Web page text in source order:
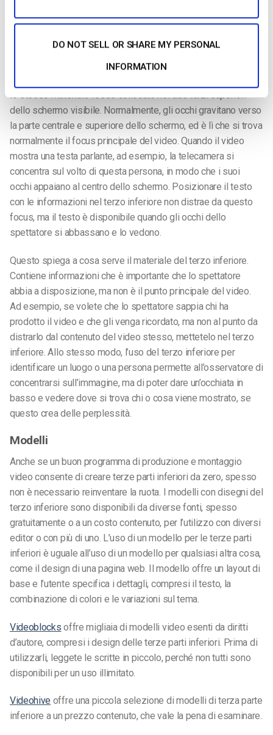
DO NOT SELL OR SHARE MY PERSONAL
INFORMATION
inferiori sono utilizzati nei video perché questa posizione
lo stesso materiale fosse collocato nei due terzi superiori
dello schermo visibile. Normalmente, gli occhi gravitano verso
la parte centrale e superiore dello schermo, ed è lì che si trova
normalmente il focus principale del video. Quando il video
mostra una testa parlante, ad esempio, la telecamera si
concentra sul volto di questa persona, in modo che i suoi
occhi appaiano al centro dello schermo. Posizionare il testo
con le informazioni nel terzo inferiore non distrae da questo
focus, ma il testo è disponibile quando gli occhi dello
spettatore si abbassano e lo vedono.
Questo spiega a cosa serve il materiale del terzo inferiore.
Contiene informazioni che è importante che lo spettatore
abbia a disposizione, ma non è il punto principale del video.
Ad esempio, se volete che lo spettatore sappia chi ha
prodotto il video e che gli venga ricordato, ma non al punto da
distrarlo dal contenuto del video stesso, mettetelo nel terzo
inferiore. Allo stesso modo, l’uso del terzo inferiore per
identificare un luogo o una persona permette all’osservatore di
concentrarsi sull’immagine, ma di poter dare un’occhiata in
basso e vedere dove si trova chi o cosa viene mostrato, se
questo crea delle perplessità.
Modelli
Anche se un buon programma di produzione e montaggio
video consente di creare terze parti inferiori da zero, spesso
non è necessario reinventare la ruota. I modelli con disegni del
terzo inferiore sono disponibili da diverse fonti, spesso
gratuitamente o a un costo contenuto, per l’utilizzo con diversi
editor o con più di uno. L’uso di un modello per le terze parti
inferiori è uguale all’uso di un modello per qualsiasi altra cosa,
come il design di una pagina web. Il modello offre un layout di
base e l’utente specifica i dettagli, compresi il testo, la
combinazione di colori e le variazioni sul tema.
Videoblocks offre migliaia di modelli video esenti da diritti
d’autore, compresi i design delle terze parti inferiori. Prima di
utilizzarli, leggete le scritte in piccolo, perché non tutti sono
disponibili per un uso illimitato.
Videohive offre una piccola selezione di modelli di terza parte
inferiore a un prezzo contenuto, che vale la pena di esaminare.